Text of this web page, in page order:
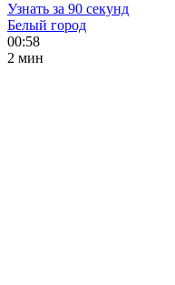
Узнать за 90 секунд
Белый город
00:58
2 мин